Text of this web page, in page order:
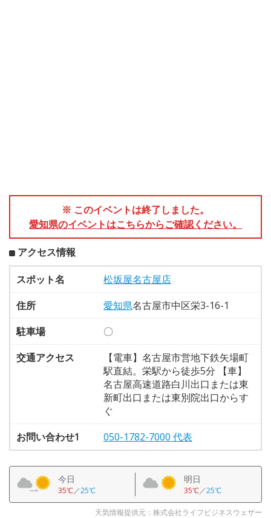
※ このイベントは終了しました。
愛知県のイベントはこちらからご確認ください。
アクセス情報
スポット名
松坂屋名古屋店
住所
愛知県名古屋市中区栄3-16-1
駐車場
〇
交通アクセス
【電車】名古屋市営地下鉄矢場町
駅直結。栄駅から徒歩5分 【車】
名古屋高速道路白川出口または東
新町出口または東別院出口からす
ぐ
お問い合わせ1
050-1782-7000 代表
今日
35℃／25℃
明日
35℃／25℃
天気情報提供元：株式会社ライフビジネスウェザー